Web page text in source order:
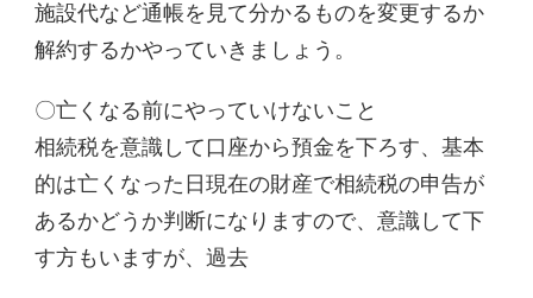
施設代など通帳を見て分かるものを変更するか
解約するかやっていきましょう。
〇亡くなる前にやっていけないこと
相続税を意識して口座から預金を下ろす、基本
的は亡くなった日現在の財産で相続税の申告が
あるかどうか判断になりますので、意識して下
す方もいますが、過去